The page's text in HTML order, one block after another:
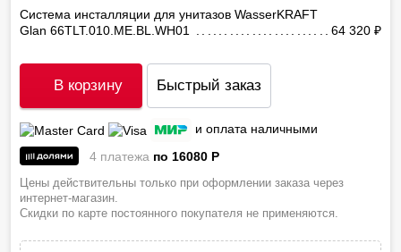
Система инсталляции для унитазов WasserKRAFT
Glan 66TLT.010.ME.BL.WH01
64 320
В корзину Быстрый заказ
и оплата наличными
4 платежа по 16080 P
Цены действительны только при оформлении заказа через
интернет-магазин.
Скидки по карте постоянного покупателя не применяются.